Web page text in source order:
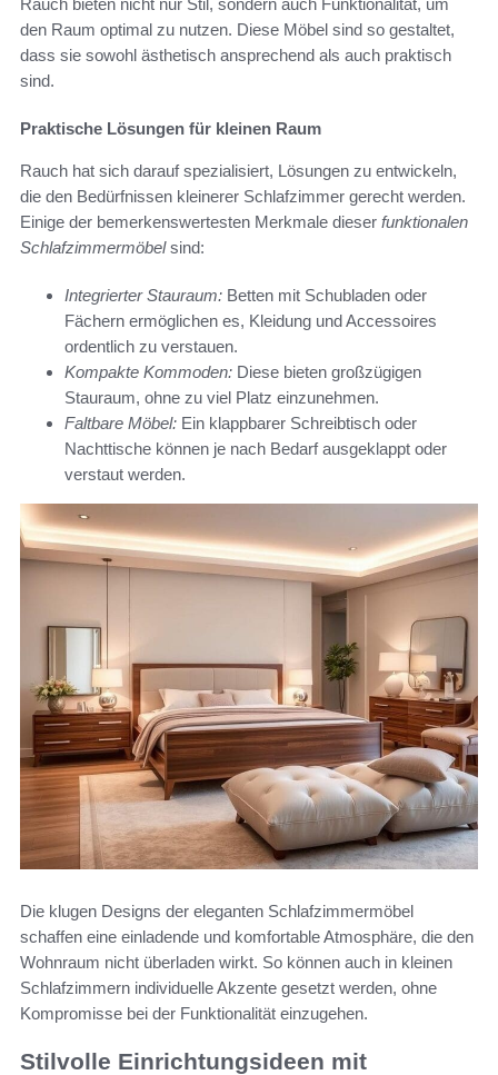
den Raum optimal zu nutzen. Diese Möbel sind so gestaltet,
dass sie sowohl ästhetisch ansprechend als auch praktisch
sind.
Praktische Lösungen für kleinen Raum
Rauch hat sich darauf spezialisiert, Lösungen zu entwickeln,
die den Bedürfnissen kleinerer Schlafzimmer gerecht werden.
Einige der bemerkenswertesten Merkmale dieser funktionalen
Schlafzimmermöbelsind:
Integrierter Stauraum: Betten mit Schubladen oder
Fächern ermöglichen es, Kleidung und Accessoires
ordentlich zu verstauen.
Kompakte Kommoden: Diese bieten großzügigen
Stauraum, ohne zu viel Platz einzunehmen.
Faltbare Möbel: Ein klappbarer Schreibtisch oder
Nachttische können je nach Bedarf ausgeklappt oder
verstaut werden.
Die klugen Designs der eleganten Schlafzimmermöbel
schaffen eine einladende und komfortable Atmosphäre, die den
Wohnraum nicht überladen wirkt. So können auch in kleinen
Schlafzimmern individuelle Akzente gesetzt werden, ohne
Kompromisse bei der Funktionalität einzugehen.
Stilvolle Einrichtungsideen mit